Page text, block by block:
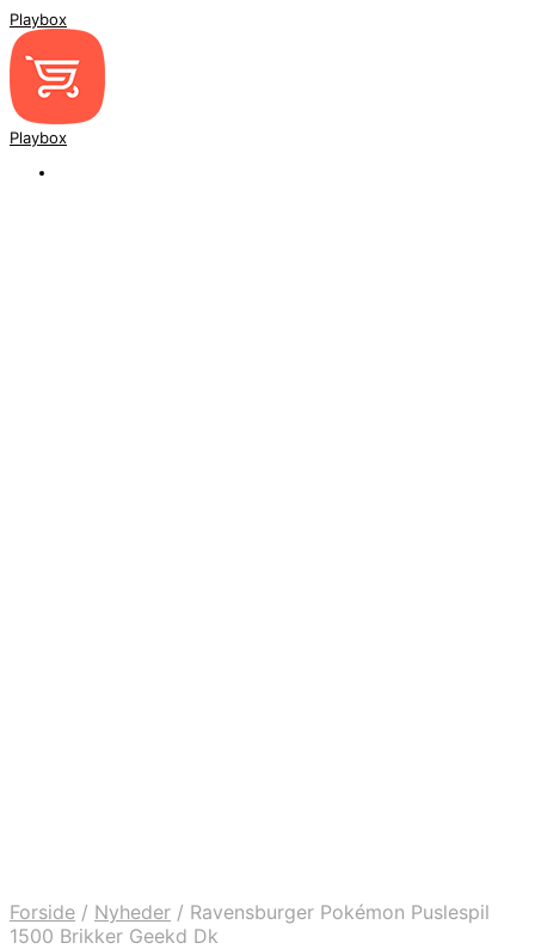
Playbox
Playbox
Forside / Nyheder / Ravensburger Pokémon Puslespil
1500 Brikker Geekd Dk